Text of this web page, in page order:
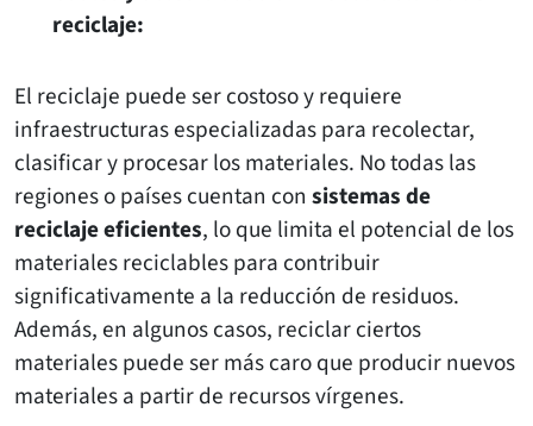
reciclaje:
El reciclaje puede ser costoso y requiere
infraestructuras especializadas para recolectar,
clasificar y procesar los materiales. No todas las
regiones o países cuentan con sistemas de
reciclaje eficientes, lo que limita el potencial de los
materiales reciclables para contribuir
significativamente a la reducción de residuos.
Además, en algunos casos, reciclar ciertos
materiales puede ser más caro que producir nuevos
materiales a partir de recursos vírgenes.